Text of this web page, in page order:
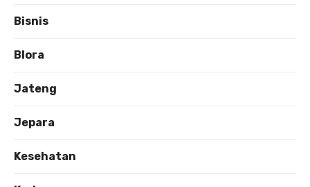
Bisnis
Blora
Jateng
Jepara
Kesehatan